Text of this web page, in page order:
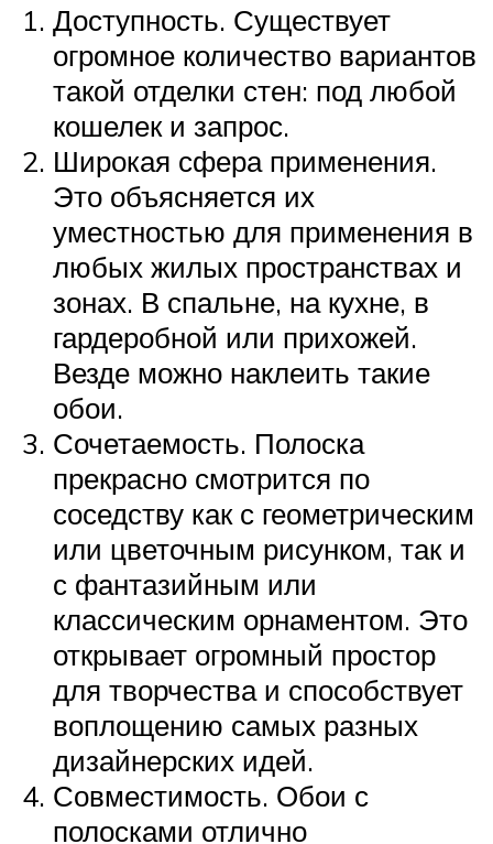
Доступность. Существует
огромное количество вариантов
такой отделки стен: под любой
кошелек и запрос.
Широкая сфера применения.
Это объясняется их
уместностью для применения в
любых жилых пространствах и
зонах. В спальне, на кухне, в
гардеробной или прихожей.
Везде можно наклеить такие
обои.
Сочетаемость. Полоска
прекрасно смотрится по
соседству как с геометрическим
или цветочным рисунком, так и
с фантазийным или
классическим орнаментом. Это
открывает огромный простор
для творчества и способствует
воплощению самых разных
дизайнерских идей.
Совместимость. Обои с
полосками отлично